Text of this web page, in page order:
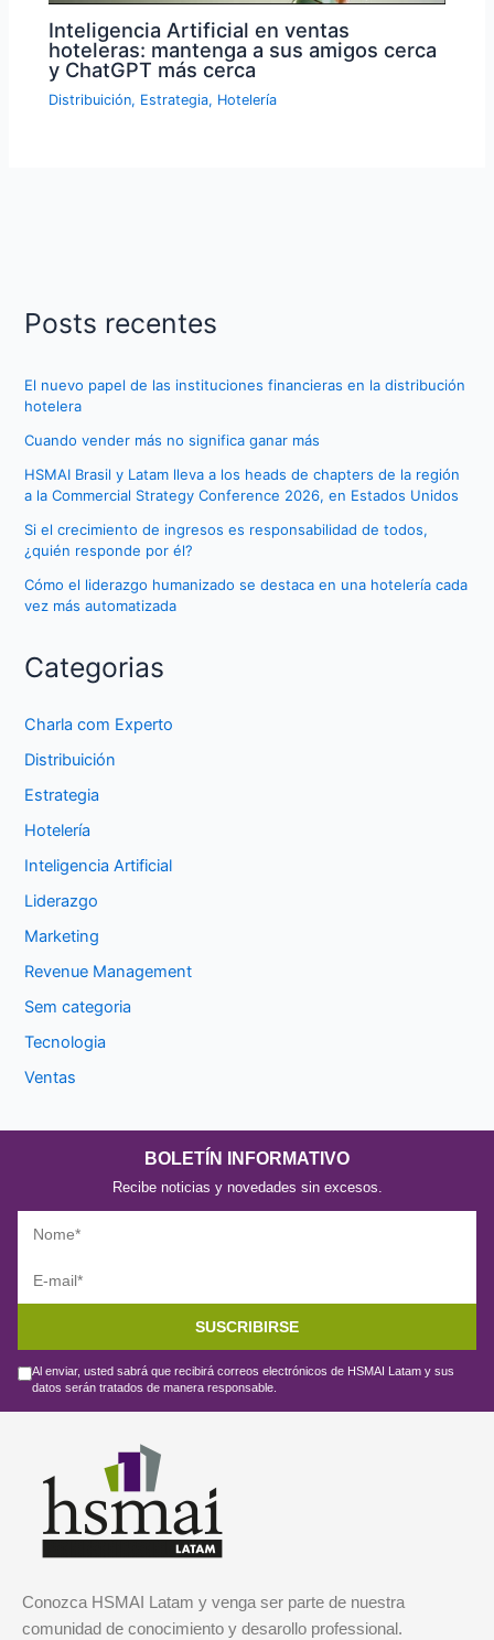
Inteligencia Artificial en ventas
hoteleras: mantenga a sus amigos cerca
y ChatGPT más cerca
Distribuición, Estrategia, Hotelería
Posts recentes
El nuevo papel de las instituciones financieras en la distribución
hotelera
Cuando vender más no significa ganar más
HSMAI Brasil y Latam lleva a los heads de chapters de la región
a la Commercial Strategy Conference 2026, en Estados Unidos
Si el crecimiento de ingresos es responsabilidad de todos,
¿quién responde por él?
Cómo el liderazgo humanizado se destaca en una hotelería cada
vez más automatizada
Categorias
Charla com Experto
Distribuición
Estrategia
Hotelería
Inteligencia Artificial
Liderazgo
Marketing
Revenue Management
Sem categoria
Tecnologia
Ventas
BOLETÍN INFORMATIVO
Recibe noticias y novedades sin excesos.
SUSCRIBIRSE
Al enviar, usted sabrá que recibirá correos electrónicos de HSMAI Latam y sus
datos serán tratados de manera responsable.
Conozca HSMAI Latam y venga ser parte de nuestra
comunidad de conocimiento y desarollo professional.